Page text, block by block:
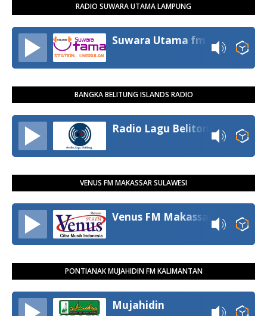
RADIO SUWARA UTAMA LAMPUNG
Suwara Utama fm
BANGKA BELITUNG ISLANDS RADIO
Radio Lagu Belitong
VENUS FM MAKASSAR SULAWESI
Venus FM Makassar
PONTIANAK MUJAHIDIN FM KALIMANTAN
Mujahidin